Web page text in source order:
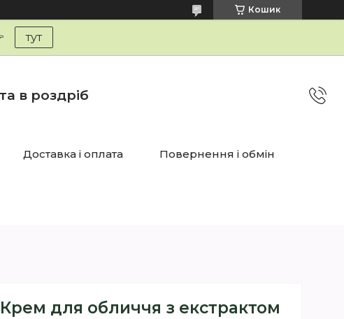
Кошик
тут
в роздріб
Доставка і оплата Повернення і обмін
для обличчя з екстрактом